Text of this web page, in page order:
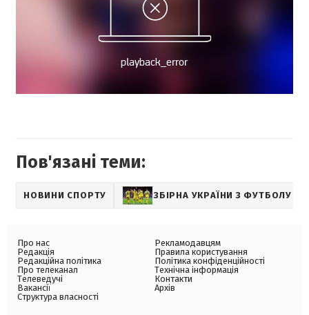
Пов'язані теми:
НОВИНИ СПОРТУ ЗБІРНА УКРАЇНИ З ФУТБОЛУ
Про нас
Редакція
Редакційна політика
Про телеканал
Телеведучі
Вакансії
Структура власності
Рекламодавцям
Правила користування
Політика конфіденційності
Технічна інформація
Контакти
Архів